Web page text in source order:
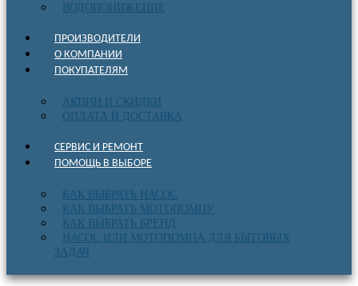
ВОДОПОНИЖЕНИЕ
ПРОИЗВОДИТЕЛИ
О КОМПАНИИ
ПОКУПАТЕЛЯМ
АКЦИИ И СКИДКИ
ОПЛАТА И ДОСТАВКА
СЕРВИС И РЕМОНТ
ПОМОЩЬ В ВЫБОРЕ
КАК ВЫБРАТЬ НАСОС
КАК ВЫБРАТЬ МОТОПОМПУ
КАК ВЫБРАТЬ БРЕНД
НАСОС ИЛИ МОТОПОМПА ДЛЯ БЫТОВЫХ
ЗАДАЧ